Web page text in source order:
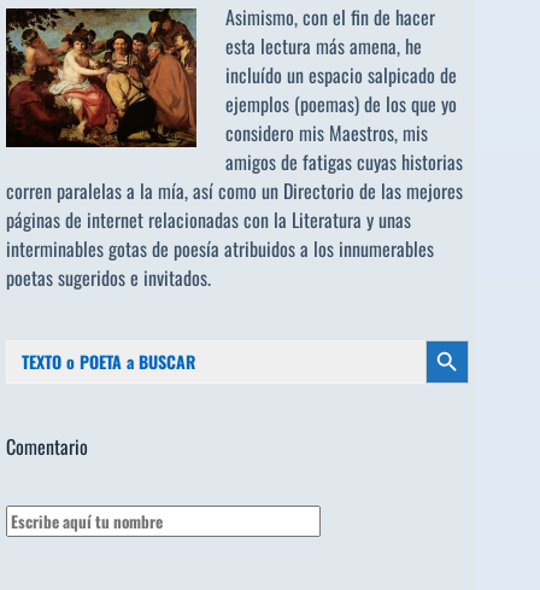
Asimismo, con el fin de hacer
esta lectura más amena, he
incluído un espacio salpicado de
ejemplos (poemas) de los que yo
considero mis Maestros, mis
amigos de fatigas cuyas historias
corren paralelas a la mía, así como un Directorio de las mejores
páginas de internet relacionadas con la Literatura y unas
interminables gotas de poesía atribuidos a los innumerables
poetas sugeridose invitados.
Botón de búsqueda
Comentario